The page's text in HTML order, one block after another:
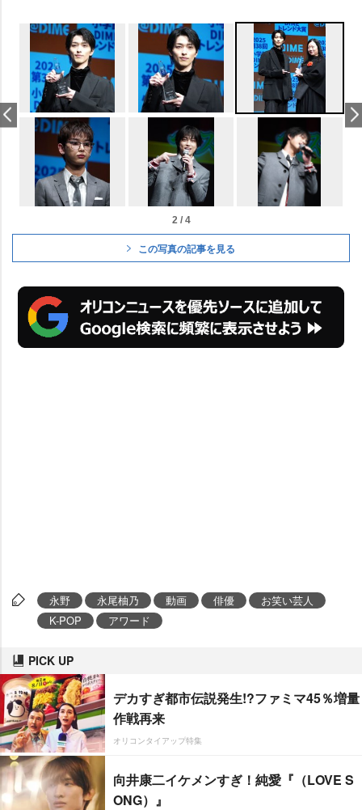
2 / 4
この写真の記事を見る
永野 永尾柚乃 動画 俳優
お笑い芸人
K-POP
アワード
PICK UP
デカすぎ都市伝説発生!?ファミマ45％増量
作戦再来
オリコンタイアップ特集
向井康二イケメンすぎ！純愛『（LOVE S
ONG）』